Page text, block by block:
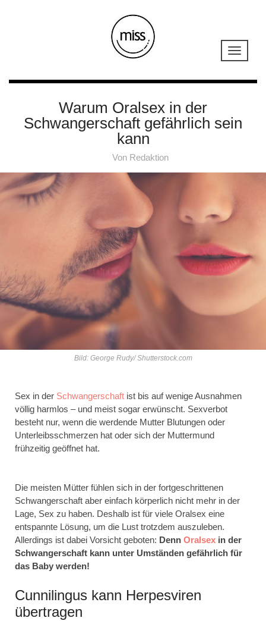
Warum Oralsex in der
Schwangerschaft gefährlich sein
kann
Von Redaktion
Bild: George Rudy/ Shutterstock.com
Sex in der Schwangerschaft ist bis auf wenige Ausnahmen
völlig harmlos – und meist sogar erwünscht. Sexverbot
besteht nur, wenn die werdende Mutter Blutungen oder
Unterleibsschmerzen hat oder sich der Muttermund
frühzeitig geöffnet hat.
Die meisten Mütter fühlen sich in der fortgeschrittenen
Schwangerschaft aber einfach körperlich nicht mehr in der
Lage, Sex zu haben. Deshalb ist für viele Oralsex eine
entspannte Lösung, um die Lust trotzdem auszuleben.
Allerdings ist dabei Vorsicht geboten: Denn Oralsex in der
Schwangerschaft kann unter Umständen gefährlich für
das Baby werden!
Cunnilingus kann Herpesviren
übertragen